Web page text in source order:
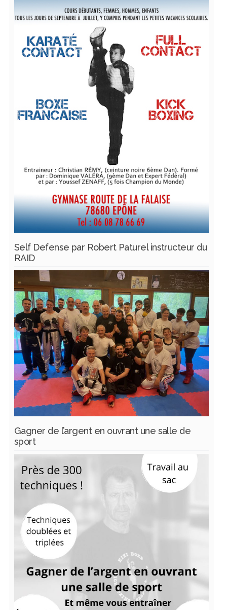
Self Defense par Robert Paturel instructeur du
RAID
Gagner de l’argent en ouvrant une salle de
sport